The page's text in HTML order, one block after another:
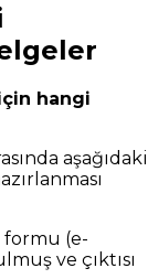
hangi
aşağıdaki
(e-
ve çıktısı